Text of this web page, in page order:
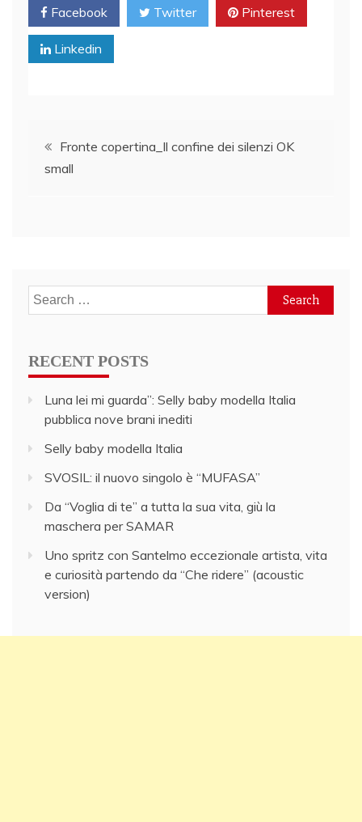
Facebook Twitter Pinterest
Linkedin
PostFronte copertina_Il confine dei silenzi OK
small
Search
for:
RECENT POSTS
Luna lei mi guarda”: Selly baby modella Italia
pubblica nove brani inediti
Selly baby modella Italia
SVOSIL: il nuovo singolo è “MUFASA”
Da “Voglia di te” a tutta la sua vita, giù la
maschera per SAMAR
Uno spritz con Santelmo eccezionale artista, vita
e curiosità partendo da “Che ridere” (acoustic
version)